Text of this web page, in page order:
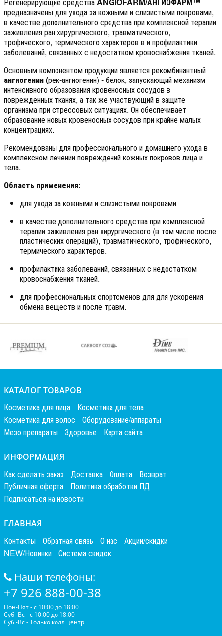
Регенерирующие средстваANGIOFARM/АНГИОФАРМ™
предназначены для ухода за кожными и слизистыми покровами,
в качестве дополнительного средства при комплексной терапии
заживления ран хирургического, травматического,
трофического, термического характеров в и профилактики
заболеваний, связанных с недостатком кровоснабжения тканей.
Основным компонентом продукции является рекомбинантный
ангиогенин (рек-ангиогенин) - белок, запускающий механизм
интенсивного образования кровеносных сосудов в
поврежденных тканях, а так же участвующий в защите
организма при стрессовых ситуациях. Он обеспечивает
образование новых кровеносных сосудов при крайне малых
концентрациях.
Рекомендованы для профессионального и домашнего ухода в
комплексном лечении повреждений кожных покровов лица и
тела.
Область применения:
для ухода за кожными и слизистыми покровами
в качестве дополнительного средства при комплексной
терапии заживления ран хирургического (в том числе после
пластических операций), травматического, трофического,
термического характеров.
профилактика заболеваний, связанных с недостатком
кровоснабжения тканей.
для профессиональных спортсменов для для ускорения
обмена веществ и после травм.
КАТАЛОГ ТОВАРОВ
Косметика для лица
Косметика для тела
Косметика для волос
Оборудование/аппараты
Мезо препараты
Здоровье Карта сайта
ИНФОРМАЦИЯ
Как сделать заказ Доставка Оплата
Возврат
Публичная оферта
Политика обработки ПД
Подписаться на новости
ГЛАВНАЯ
Контакты Обратная связь О нас
Акции/скидки
NEW/Новинки
Система скидок
Наши телефоны:
+7 926 888-00-38
Пон-Пят - с 10:00 до 18:00
Суб -Вс - с 10:00 до 18:00
Суб -Вс - Только колл центр